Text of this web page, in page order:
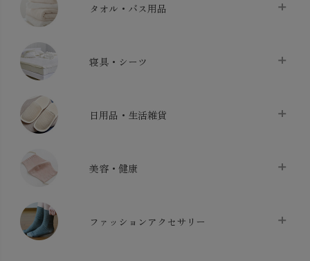
タオル・バス用品
タオル
バス用品
寝具・シーツ
ベッドシーツ
布団カバー・カバーセット
枕・ピローケース
ケット・綿毛布 chevron_right
日用品・生活雑貨
クッション
生地・手芸用品
スリッパ・ルームシューズ
せっけん・洗剤
美容・健康
マスク
コットン・綿棒
ファッションアクセサリー